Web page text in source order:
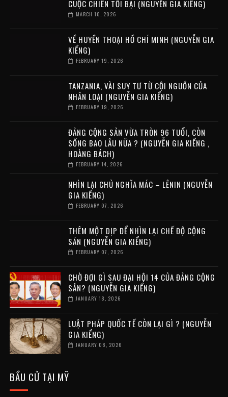
CUỘC CHIẾN TỒI BẠI (NGUYỄN GIA KIỂNG)
MARCH 10, 2026
VỀ HUYỀN THOẠI HỒ CHÍ MINH (NGUYỄN GIA
KIỂNG)
FEBRUARY 19, 2026
TANZANIA, VÀI SUY TƯ TỪ CỘI NGUỒN CỦA
NHÂN LOẠI (NGUYỄN GIA KIỂNG)
FEBRUARY 19, 2026
ĐẢNG CỘNG SẢN VỪA TRÒN 96 TUỔI, CÒN
SỐNG BAO LÂU NỮA ? (NGUYỄN GIA KIỂNG ,
HOÀNG BÁCH)
FEBRUARY 14, 2026
NHÌN LẠI CHỦ NGHĨA MÁC – LÊNIN (NGUYỄN
GIA KIỂNG)
FEBRUARY 07, 2026
THÊM MỘT DỊP ĐỂ NHÌN LẠI CHẾ ĐỘ CỘNG
SẢN (NGUYỄN GIA KIỂNG)
FEBRUARY 07, 2026
CHỜ ĐỢI GÌ SAU ĐẠI HỘI 14 CỦA ĐẢNG CỘNG
SẢN? (NGUYỄN GIA KIỂNG)
JANUARY 18, 2026
LUẬT PHÁP QUỐC TẾ CÒN LẠI GÌ ? (NGUYỄN
GIA KIỂNG)
JANUARY 08, 2026
BẦU CỬ TẠI MỸ